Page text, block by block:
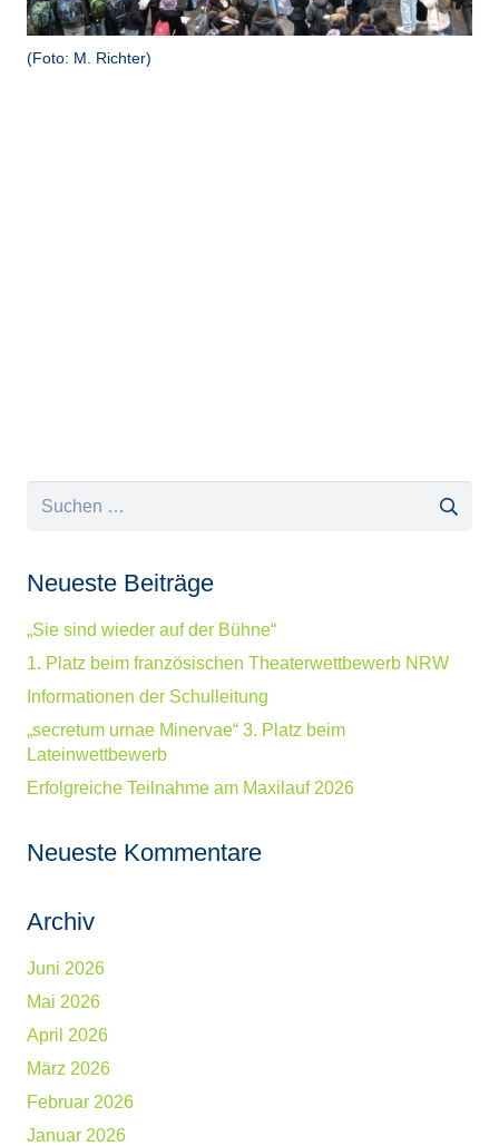
(Foto: M. Richter)
Neueste Beiträge
„Sie sind wieder auf der Bühne“
1. Platz beim französischen Theaterwettbewerb NRW
Informationen der Schulleitung
„secretum urnae Minervae“ 3. Platz beim
Lateinwettbewerb
Erfolgreiche Teilnahme am Maxilauf 2026
Neueste Kommentare
Archiv
Juni 2026
Mai 2026
April 2026
März 2026
Februar 2026
Januar 2026